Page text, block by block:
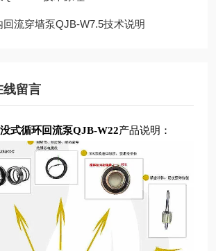
流穿墙泵QJB-W7.5技术说明
线留言
式循环回流泵QJB-W22产品说明：